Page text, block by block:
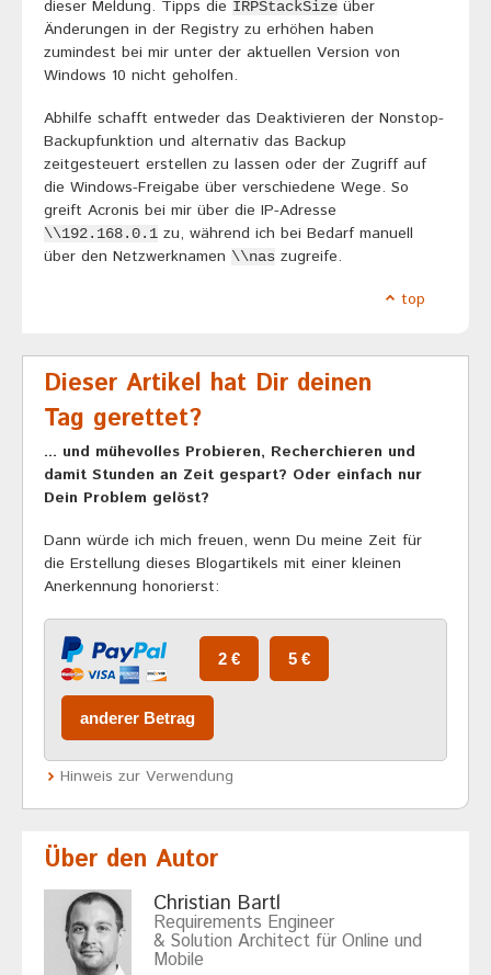
dieser Meldung. Tipps die IRPStackSize über
Änderungen in der Registry zu erhöhen haben
zumindest bei mir unter der aktuellen Version von
Windows 10 nicht geholfen.
Abhilfe schafft entweder das Deaktivieren der Nonstop-
Backupfunktion und alternativ das Backup
zeitgesteuert erstellen zu lassen oder der Zugriff auf
die Windows-Freigabe über verschiedene Wege. So
greift Acronis bei mir über die IP-Adresse
\\192.168.0.1 zu, während ich bei Bedarf manuell
über den Netzwerknamen \\nas zugreife.
top
Dieser Artikel hat Dir deinen
Tag gerettet?
... und mühevolles Probieren, Recherchieren und
damit Stunden an Zeit gespart? Oder einfach nur
Dein Problem gelöst?
Dann würde ich mich freuen, wenn Du meine Zeit für
die Erstellung dieses Blogartikels mit einer kleinen
Anerkennung honorierst:
Hinweis zur Verwendung
Über den Autor
Christian Bartl
Requirements Engineer
& Solution Architect für Online und
Mobile